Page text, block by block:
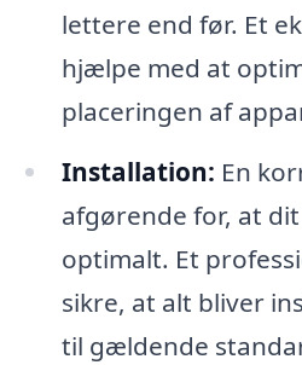
lettere end før. Et
hjælpe med at
placeringen af
Installation: En
afgørende for, at
optimalt. Et
sikre, at alt bliver
til gældende